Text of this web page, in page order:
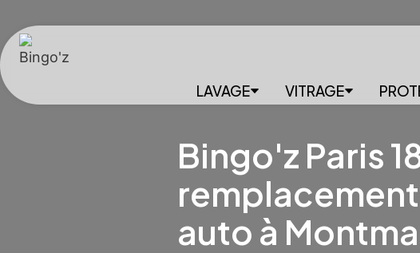
LAVAGE VITRAGE
Bingo'z Paris
auto à